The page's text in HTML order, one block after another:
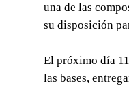
una de las
su disposición
El próximo día
las bases,